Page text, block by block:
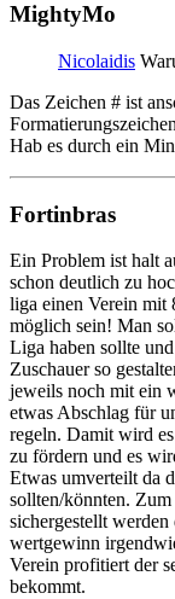
MightyMo
Nicolaidis
Das Zeichen # ist
Hab es durch ein
Fortinbras
Ein Problem ist halt
schon deutlich zu
liga einen Verein mit
möglich sein! Man
Liga haben sollte
Zuschauer so
jeweils noch mit ein
etwas Abschlag für
regeln. Damit wird
zu fördern und es
Etwas umverteilt da
sollten/könnten.
sichergestellt
wertgewinn
Verein profitiert der
bekommt.